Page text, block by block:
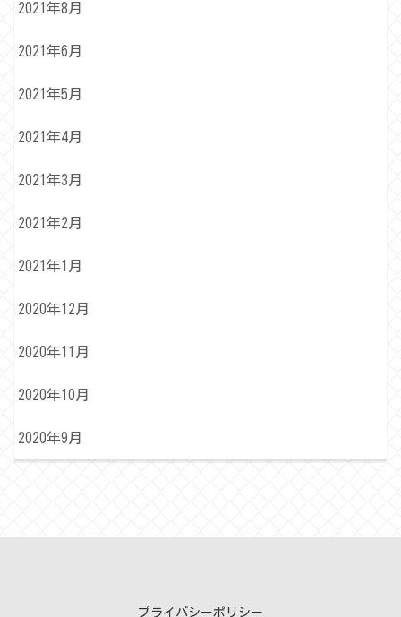
2021年8月
2021年6月
2021年5月
2021年4月
2021年3月
2021年2月
2021年1月
2020年12月
2020年11月
2020年10月
2020年9月
プライバシーポリシー